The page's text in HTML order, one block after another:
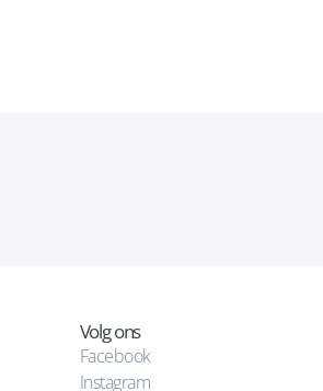
Volg ons
Facebook
Instagram